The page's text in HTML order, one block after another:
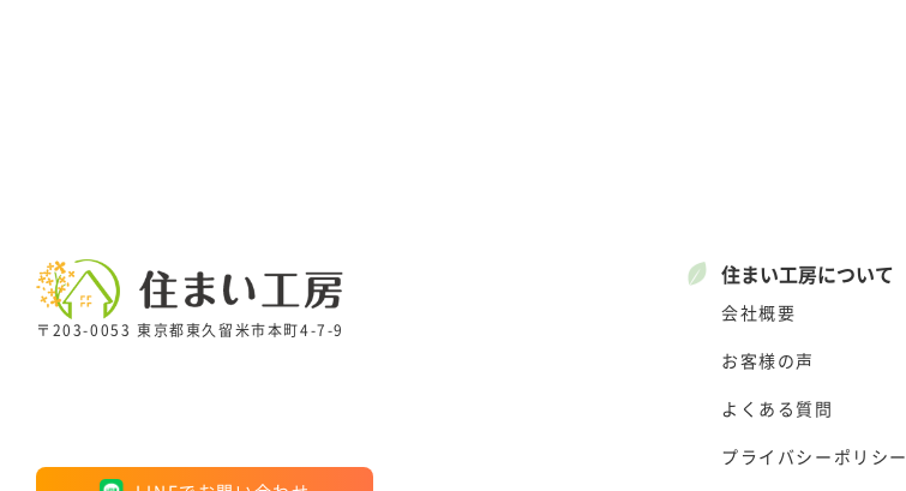
〒203-0053 東京都東久留米市本町4-7-9
住まい工房について
会社概要
お客様の声
よくある質問
プライバシーポリシー